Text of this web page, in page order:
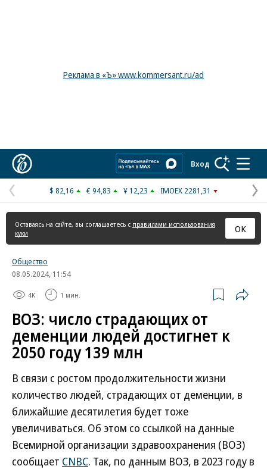
Реклама в «Ъ» www.kommersant.ru/ad
Вход
Предыдущая
страница
$ 82,16 € 94,83 ¥ 12,23 IMOEX 2281,31
Оставаясь на сайте, вы соглашаетесь с правилами использования
куки
ОК
Общество
08.05.2024, 11:54
4K 1 мин.
ВОЗ: число страдающих от
деменции людей достигнет к
2050 году 139 млн
В связи с ростом продолжительности жизни
количество людей, страдающих от деменции, в
ближайшие десятилетия будет тоже
увеличиваться. Об этом со ссылкой на данные
Всемирной организации здравоохранения (ВОЗ)
сообщает CNBC. Так, по данным ВОЗ, в 2023 году в